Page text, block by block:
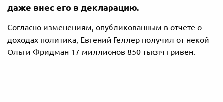
даже внес его в декларацию.
Согласно изменениям, опубликованным в отчете о
доходах политика, Евгений Геллер получил от некой
Ольги Фридман 17 миллионов 850 тысяч гривен.